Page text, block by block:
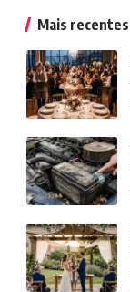
Mais recentes